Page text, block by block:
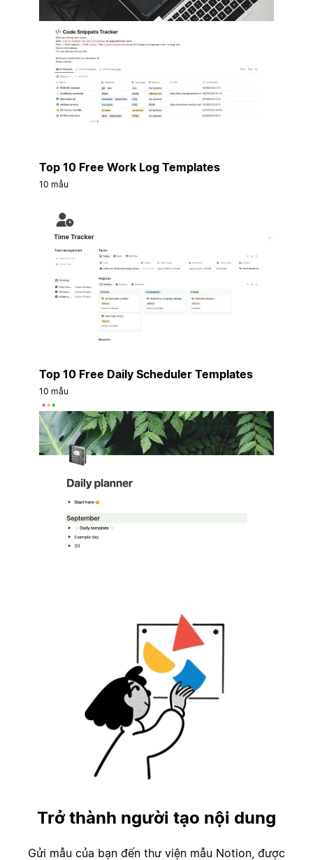
Top 10 Free Work Log Templates
10 mẫu
Top 10 Free Daily Scheduler Templates
10 mẫu
Trở thành người tạo nội dung
Gửi mẫu của bạn đến thư viện mẫu Notion, được